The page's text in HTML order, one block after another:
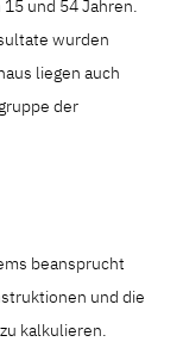
und 54 Jahren.
wurden
liegen auch
der
beansprucht
und die
kalkulieren.